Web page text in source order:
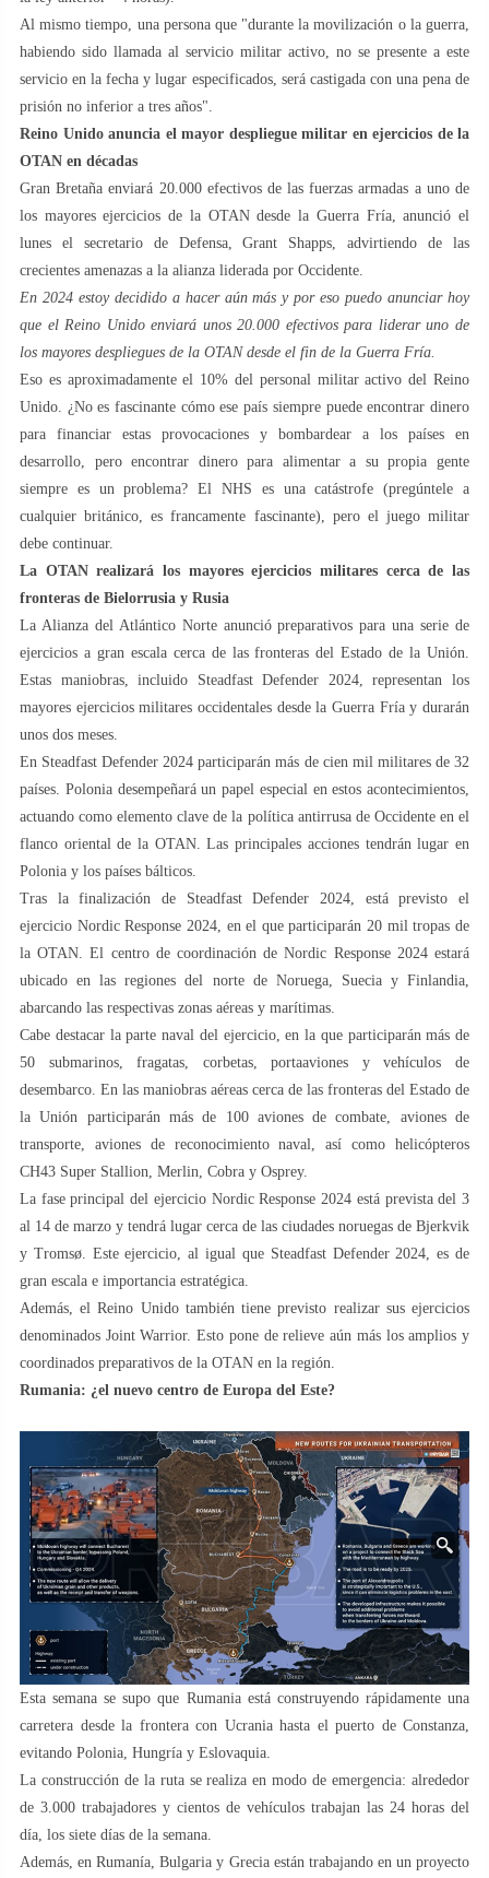
Al mismo tiempo, una persona que "durante la movilización o la guerra,
habiendo sido llamada al servicio militar activo, no se presente a este
servicio en la fecha y lugar especificados, será castigada con una pena de
prisión no inferior a tres años".
Reino Unido anuncia el mayor despliegue militar en ejercicios de la
OTAN en décadas
Gran Bretaña enviará 20.000 efectivos de las fuerzas armadas a uno de
los mayores ejercicios de la OTAN desde la Guerra Fría, anunció el
lunes el secretario de Defensa, Grant Shapps, advirtiendo de las
crecientes amenazas a la alianza liderada por Occidente.
En 2024 estoy decidido a hacer aún más y por eso puedo anunciar hoy
que el Reino Unido enviará unos 20.000 efectivos para liderar uno de
los mayores despliegues de la OTAN desde el fin de la Guerra Fría.
Eso es aproximadamente el 10% del personal militar activo del Reino
Unido. ¿No es fascinante cómo ese país siempre puede encontrar dinero
para financiar estas provocaciones y bombardear a los países en
desarrollo, pero encontrar dinero para alimentar a su propia gente
siempre es un problema? El NHS es una catástrofe (pregúntele a
cualquier británico, es francamente fascinante), pero el juego militar
debe continuar.
La OTAN realizará los mayores ejercicios militares cerca de las
fronteras de Bielorrusia y Rusia
La Alianza del Atlántico Norte anunció preparativos para una serie de
ejercicios a gran escala cerca de las fronteras del Estado de la Unión.
Estas maniobras, incluido Steadfast Defender 2024, representan los
mayores ejercicios militares occidentales desde la Guerra Fría y durarán
unos dos meses.
En Steadfast Defender 2024 participarán más de cien mil militares de 32
países. Polonia desempeñará un papel especial en estos acontecimientos,
actuando como elemento clave de la política antirrusa de Occidente en el
flanco oriental de la OTAN. Las principales acciones tendrán lugar en
Polonia y los países bálticos.
Tras la finalización de Steadfast Defender 2024, está previsto el
ejercicio Nordic Response 2024, en el que participarán 20 mil tropas de
la OTAN. El centro de coordinación de Nordic Response 2024 estará
ubicado en las regiones del norte de Noruega, Suecia y Finlandia,
abarcando las respectivas zonas aéreas y marítimas.
Cabe destacar la parte naval del ejercicio, en la que participarán más de
50 submarinos, fragatas, corbetas, portaaviones y vehículos de
desembarco. En las maniobras aéreas cerca de las fronteras del Estado de
la Unión participarán más de 100 aviones de combate, aviones de
transporte, aviones de reconocimiento naval, así como helicópteros
CH43 Super Stallion, Merlin, Cobra y Osprey.
La fase principal del ejercicio Nordic Response 2024 está prevista del 3
al 14 de marzo y tendrá lugar cerca de las ciudades noruegas de Bjerkvik
y Tromsø. Este ejercicio, al igual que Steadfast Defender 2024, es de
gran escala e importancia estratégica.
Además, el Reino Unido también tiene previsto realizar sus ejercicios
denominados Joint Warrior. Esto pone de relieve aún más los amplios y
coordinados preparativos de la OTAN en la región.
Rumania: ¿el nuevo centro de Europa del Este?
Esta semana se supo que Rumania está construyendo rápidamente una
carretera desde la frontera con Ucrania hasta el puerto de Constanza,
evitando Polonia, Hungría y Eslovaquia.
La construcción de la ruta se realiza en modo de emergencia: alrededor
de 3.000 trabajadores y cientos de vehículos trabajan las 24 horas del
día, los siete días de la semana.
Además, en Rumanía, Bulgaria y Grecia están trabajando en un proyecto